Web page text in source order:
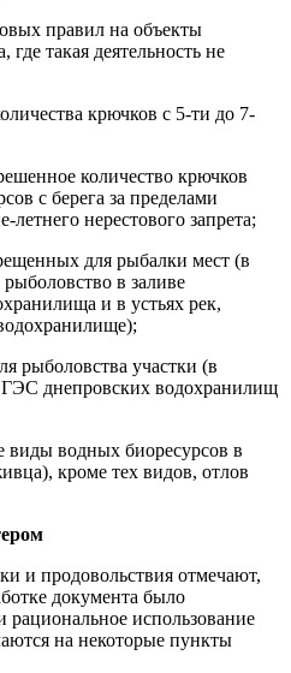
правил на объекты
такая деятельность не
крючков с 5-ти до 7-
количество крючков
с берега за пределами
нерестового запрета;
для рыбалки мест (в
в заливе
и в устьях рек,
рыболовства участки (в
днепровских водохранилищ
виды водных биоресурсов в
кроме тех видов, отлов
и продовольствия отмечают,
документа было
использование
на некоторые пункты